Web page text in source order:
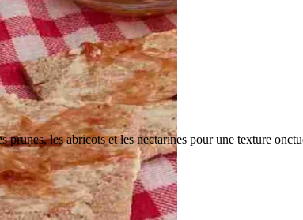
les abricots et les nectarines pour une texture